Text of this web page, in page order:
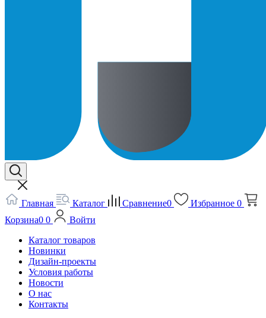
Главная Каталог Сравнение0 Избранное 0
Корзина0 0
Войти
Каталог товаров
Новинки
Дизайн-проекты
Условия работы
Новости
О нас
Контакты